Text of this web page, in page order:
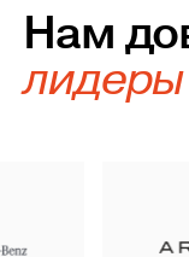
Нам
лидеры